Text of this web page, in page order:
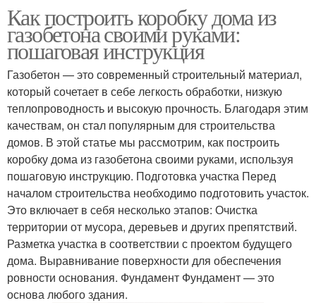
Как построить коробку дома из
газобетона своими руками:
пошаговая инструкция
Газобетон — это современный строительный материал,
который сочетает в себе легкость обработки, низкую
теплопроводность и высокую прочность. Благодаря этим
качествам, он стал популярным для строительства
домов. В этой статье мы рассмотрим, как построить
коробку дома из газобетона своими руками, используя
пошаговую инструкцию. Подготовка участка Перед
началом строительства необходимо подготовить участок.
Это включает в себя несколько этапов: Очистка
территории от мусора, деревьев и других препятствий.
Разметка участка в соответствии с проектом будущего
дома. Выравнивание поверхности для обеспечения
ровности основания. Фундамент Фундамент — это
основа любого здания.